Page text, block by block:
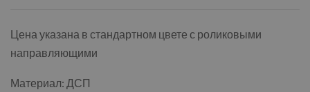
Цена указана в стандартном цвете с роликовыми
направляющими
Материал: ДСП